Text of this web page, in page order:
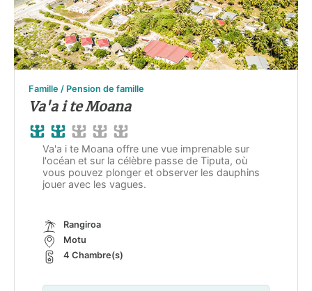
Famille / Pension de famille
Va'a i te Moana
Va'a i te Moana offre une vue imprenable sur
l'océan et sur la célèbre passe de Tiputa, où
vous pouvez plonger et observer les dauphins
jouer avec les vagues.
Rangiroa
Motu
4 Chambre(s)